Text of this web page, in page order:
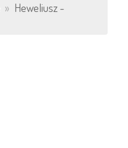
» Heweliusz -